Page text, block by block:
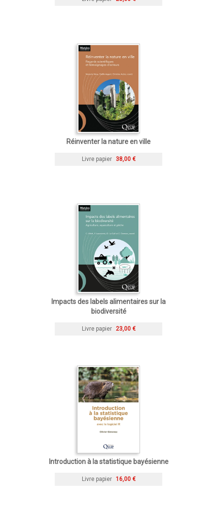
Réinventer la nature en ville
Livre papier 38,00 €
Impacts des labels alimentaires sur la
biodiversité
Livre papier 23,00 €
Introduction à la statistique bayésienne
Livre papier 16,00 €